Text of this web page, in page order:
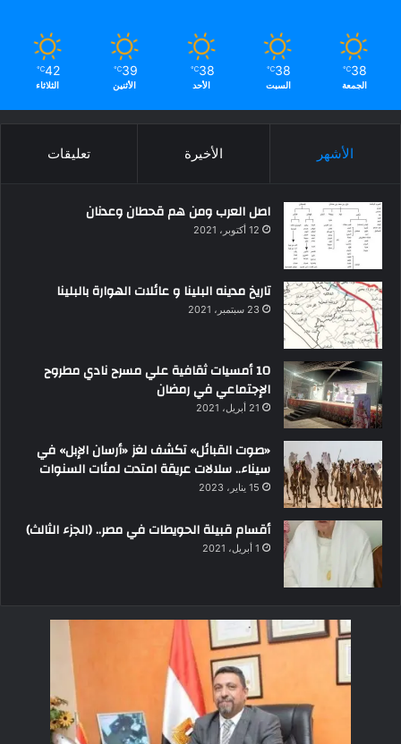
38
℃
الجمعة
38
℃
السبت
38
℃
الأحد
39
℃
الأثنين
42
℃
الثلاثاء
الأشهر الأخيرة تعليقات
اصل العرب ومن هم قحطان وعدنان
12 أكتوبر، 2021
تاريخ مدينه البلينا و عائلات الهوارة بالبلينا
23 سبتمبر، 2021
10 أمسيات ثقافية علي مسرح نادي مطروح
الإجتماعي في رمضان
21 أبريل، 2021
«صوت القبائل» تكشف لغز «أرسان الإبل» في
سيناء.. سلالات عريقة امتدت لمئات السنوات
15 يناير، 2023
أقسام قبيلة الحويطات في مصر.. (الجزء الثالث)
1 أبريل، 2021